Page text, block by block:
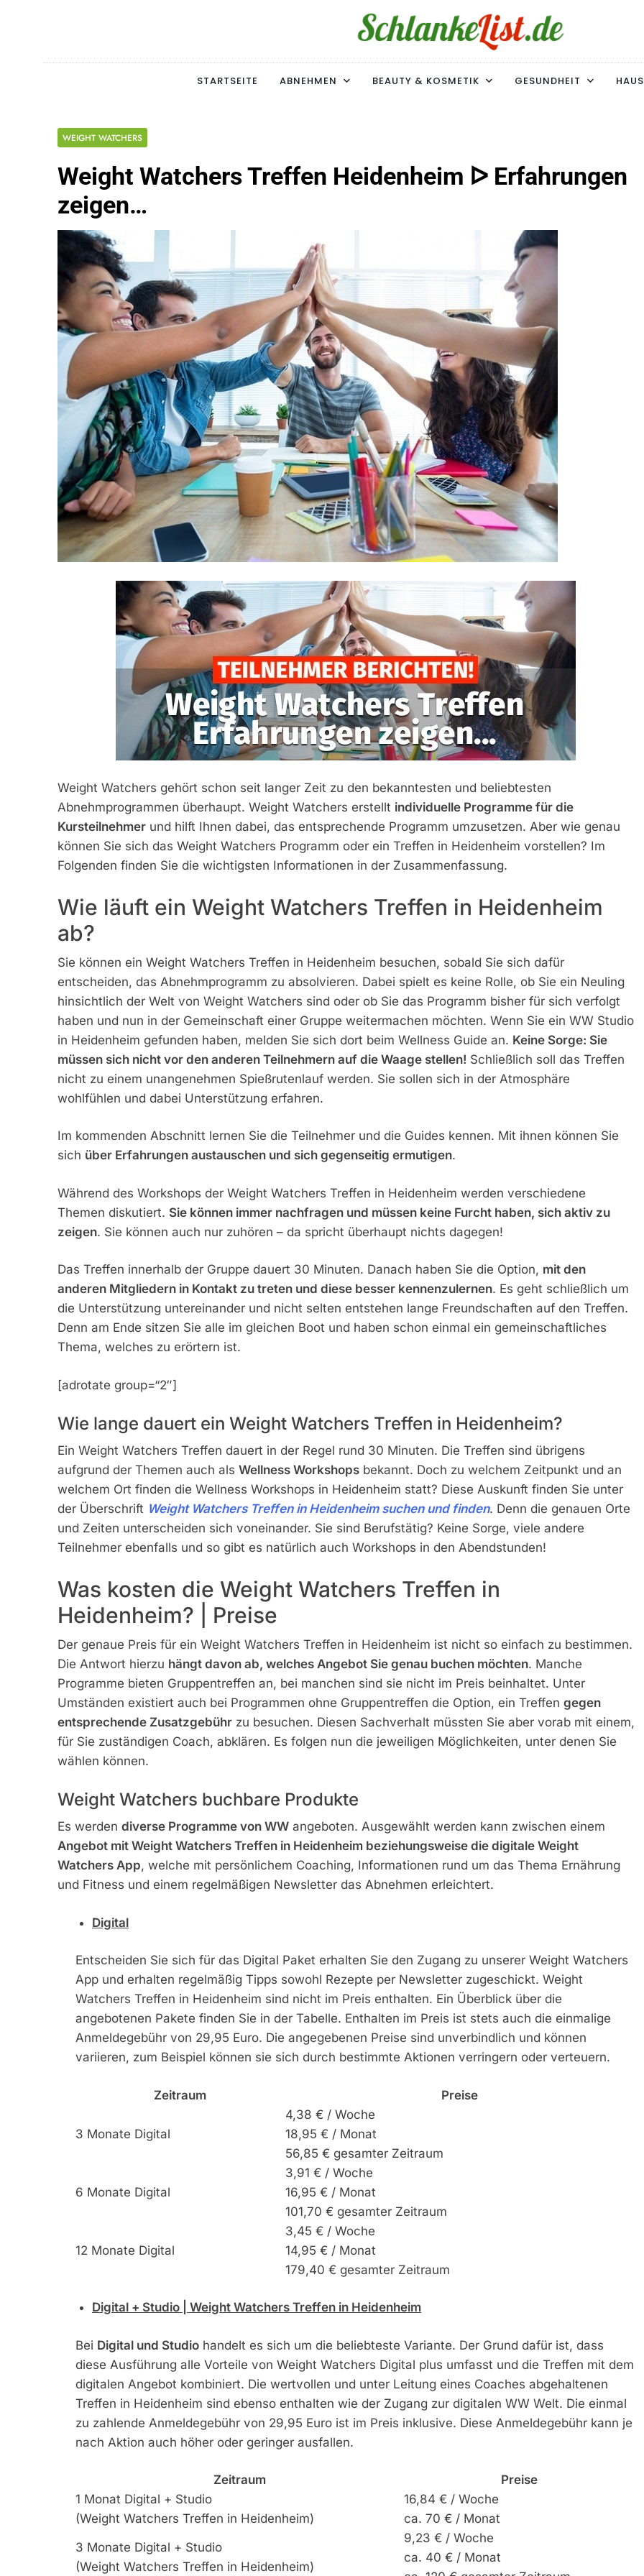
Schlanke-List.de
MAGERSUCHT. BULIMIE. ADIPOSITAS? SIE SIND NICHT ALLEIN!
STARTSEITE
ABNEHMEN BEAUTY & KOSMETIK GESUNDHEIT
WEIGHT WATCHERS
Weight Watchers Treffen Heidenheim ᐅ Erfahrungen
zeigen…
Weight Watchers gehört schon seit langer Zeit zu den bekanntesten und beliebtesten
Abnehmprogrammen überhaupt. Weight Watchers erstellt individuelle Programme für die
Kursteilnehmerund hilft Ihnen dabei, das entsprechende Programm umzusetzen. Aber wie genau
können Sie sich das Weight Watchers Programm oder ein Treffen in Heidenheim vorstellen? Im
Folgenden finden Sie die wichtigsten Informationen in der Zusammenfassung.
Wie läuft ein Weight Watchers Treffen in Heidenheim
ab?
Sie können ein Weight Watchers Treffen in Heidenheim besuchen, sobald Sie sich dafür
entscheiden, das Abnehmprogramm zu absolvieren. Dabei spielt es keine Rolle, ob Sie ein Neuling
hinsichtlich der Welt von Weight Watchers sind oder ob Sie das Programm bisher für sich verfolgt
haben und nun in der Gemeinschaft einer Gruppe weitermachen möchten. Wenn Sie ein WW Studio
in Heidenheim gefunden haben, melden Sie sich dort beim Wellness Guide an. Keine Sorge: Sie
müssen sich nicht vor den anderen Teilnehmern auf die Waage stellen! Schließlich soll das Treffen
nicht zu einem unangenehmen Spießrutenlauf werden. Sie sollen sich in der Atmosphäre
wohlfühlen und dabei Unterstützung erfahren.
Im kommenden Abschnitt lernen Sie die Teilnehmer und die Guides kennen. Mit ihnen können Sie
sich über Erfahrungen austauschen und sich gegenseitig ermutigen.
Während des Workshops der Weight Watchers Treffen in Heidenheim werden verschiedene
Themen diskutiert. Sie können immer nachfragen und müssen keine Furcht haben, sich aktiv zu
zeigen. Sie können auch nur zuhören – da spricht überhaupt nichts dagegen!
Das Treffen innerhalb der Gruppe dauert 30 Minuten. Danach haben Sie die Option, mit den
anderen Mitgliedern in Kontakt zu treten und diese besser kennenzulernen. Es geht schließlich um
die Unterstützung untereinander und nicht selten entstehen lange Freundschaften auf den Treffen.
Denn am Ende sitzen Sie alle im gleichen Boot und haben schon einmal ein gemeinschaftliches
Thema, welches zu erörtern ist.
[adrotate group=“2″]
Wie lange dauert ein Weight Watchers Treffen in Heidenheim?
Ein Weight Watchers Treffen dauert in der Regel rund 30 Minuten. Die Treffen sind übrigens
aufgrund der Themen auch als Wellness Workshopsbekannt. Doch zu welchem Zeitpunkt und an
welchem Ort finden die Wellness Workshops in Heidenheim statt? Diese Auskunft finden Sie unter
der Überschrift Weight Watchers Treffen in Heidenheim suchen und finden. Denn die genauen Orte
und Zeiten unterscheiden sich voneinander. Sie sind Berufstätig? Keine Sorge, viele andere
Teilnehmer ebenfalls und so gibt es natürlich auch Workshops in den Abendstunden!
Was kosten die Weight Watchers Treffen in
Heidenheim? | Preise
Der genaue Preis für ein Weight Watchers Treffen in Heidenheim ist nicht so einfach zu bestimmen.
Die Antwort hierzu hängt davon ab, welches Angebot Sie genau buchen möchten. Manche
Programme bieten Gruppentreffen an, bei manchen sind sie nicht im Preis beinhaltet. Unter
Umständen existiert auch bei Programmen ohne Gruppentreffen die Option, ein Treffen gegen
entsprechende Zusatzgebührzu besuchen. Diesen Sachverhalt müssten Sie aber vorab mit einem,
für Sie zuständigen Coach, abklären. Es folgen nun die jeweiligen Möglichkeiten, unter denen Sie
wählen können.
Weight Watchers buchbare Produkte
Es werden diverse Programme von WWangeboten. Ausgewählt werden kann zwischen einem
Angebot mit Weight Watchers Treffen in Heidenheim beziehungsweise die digitale Weight
Watchers App, welche mit persönlichem Coaching, Informationen rund um das Thema Ernährung
und Fitness und einem regelmäßigen Newsletter das Abnehmen erleichtert.
Digital
Entscheiden Sie sich für das Digital Paket erhalten Sie den Zugang zu unserer Weight Watchers
App und erhalten regelmäßig Tipps sowohl Rezepte per Newsletter zugeschickt. Weight
Watchers Treffen in Heidenheim sind nicht im Preis enthalten. Ein Überblick über die
angebotenen Pakete finden Sie in der Tabelle. Enthalten im Preis ist stets auch die einmalige
Anmeldegebühr von 29,95 Euro. Die angegebenen Preise sind unverbindlich und können
variieren, zum Beispiel können sie sich durch bestimmte Aktionen verringern oder verteuern.
Zeitraum Preise
3 Monate Digital
4,38 € / Woche
18,95 € / Monat
56,85 € gesamter Zeitraum
6 Monate Digital
3,91 € / Woche
16,95 € / Monat
101,70 € gesamter Zeitraum
12 Monate Digital
3,45 € / Woche
14,95 € / Monat
179,40 € gesamter Zeitraum
Digital + Studio | Weight Watchers Treffen in Heidenheim
Bei Digital und Studiohandelt es sich um die beliebteste Variante. Der Grund dafür ist, dass
diese Ausführung alle Vorteile von Weight Watchers Digital plus umfasst und die Treffen mit dem
digitalen Angebot kombiniert. Die wertvollen und unter Leitung eines Coaches abgehaltenen
Treffen in Heidenheim sind ebenso enthalten wie der Zugang zur digitalen WW Welt. Die einmal
zu zahlende Anmeldegebühr von 29,95 Euro ist im Preis inklusive. Diese Anmeldegebühr kann je
nach Aktion auch höher oder geringer ausfallen.
Zeitraum
Preise
1 Monat Digital + Studio
(Weight Watchers Treffen in Heidenheim)
16,84 € / Woche
ca. 70 € / Monat
3 Monate Digital + Studio
(Weight Watchers Treffen in Heidenheim)
9,23 € / Woche
ca. 40 € / Monat